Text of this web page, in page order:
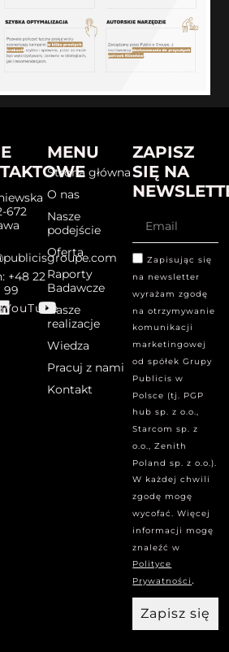
672
+48 22
99
YouTube
MENU
Strona główna
O nas
Nasze
podejście
Oferta
Raporty
Badawcze
Nasze
realizacje
Wiedza
Pracuj z nami
Kontakt
ZAPISZ
SIĘ NA
Zapisując się
na newsletter
wyrażam zgodę
na otrzymywanie
komunikacji
marketingowej
od spółek Grupy
Publicis w
Polsce (tj. PGP
hub sp. z o.o.,
Starcom sp. z
o.o., Zenith
Poland sp. z o.o.).
W każdej chwili
zgodę mogę
wycofać. Więcej
informacji mogę
znaleźć w
Polityce
Prywatności.
Zapisz się